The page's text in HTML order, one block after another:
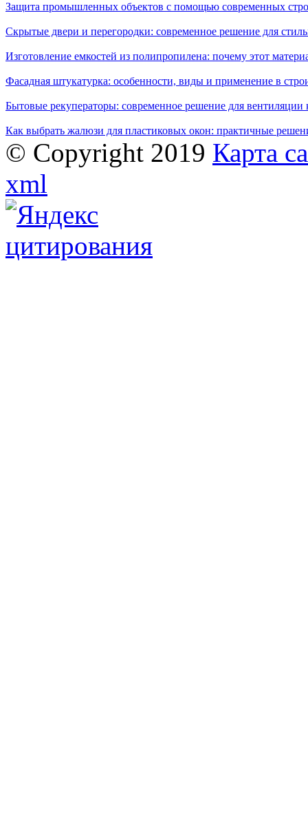
Защита промышленных объектов с помощью современных
Скрытые двери и перегородки: современное решение для
Изготовление емкостей из полипропилена: почему этот
Фасадная штукатурка: особенности, виды и применение в
Бытовые рекуператоры: современное решение для вентиляции
Как выбрать жалюзи для пластиковых окон: практичные
© Copyright 2019 Карта
xml